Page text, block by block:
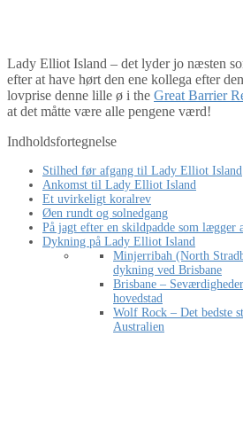
Lady Elliot Island – det lyder jo næsten
efter at have hørt den ene kollega efter
lovprise denne lille ø i the Great Barrier
at det måtte være alle pengene værd!
Indholdsfortegnelse
Stilhed før afgang til Lady Elliot Island
Ankomst til Lady Elliot Island
Et uvirkeligt koralrev
Øen rundt og solnedgang
På jagt efter en skildpadde som lægger
Dykning på Lady Elliot Island
Minjerribah (North
dykning ved Brisbane
Brisbane –
hovedstad
Wolf Rock – Det bedste
Australien